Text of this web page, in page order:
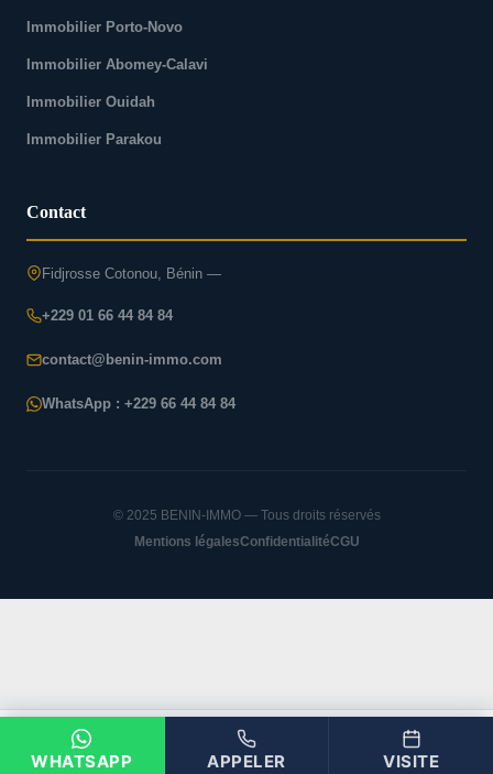
WHATSAPP APPELER VISITE
BENIN-IMMO
Immobilier Porto-Novo
Immobilier Abomey-Calavi
Immobilier Ouidah
Immobilier Parakou
Contact
Fidjrosse Cotonou, Bénin —
+229 01 66 44 84 84
contact@benin-immo.com
WhatsApp : +229 66 44 84 84
© 2025 BENIN-IMMO — Tous droits réservés
Mentions légalesConfidentialitéCGU